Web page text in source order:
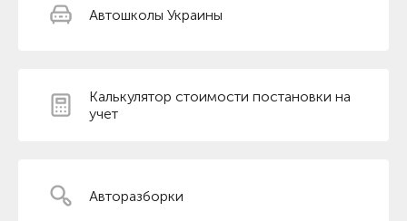
Автошколы Украины
Калькулятор стоимости постановки на
учет
Авторазборки